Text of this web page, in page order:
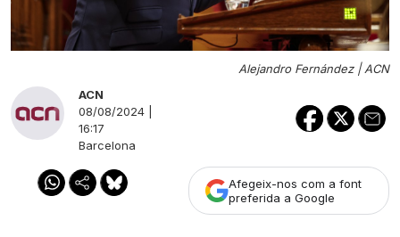
Alejandro Fernández |ACN
ACN
08/08/2024 |
16:17
Barcelona
Afegeix-nos com a font
preferida a Google